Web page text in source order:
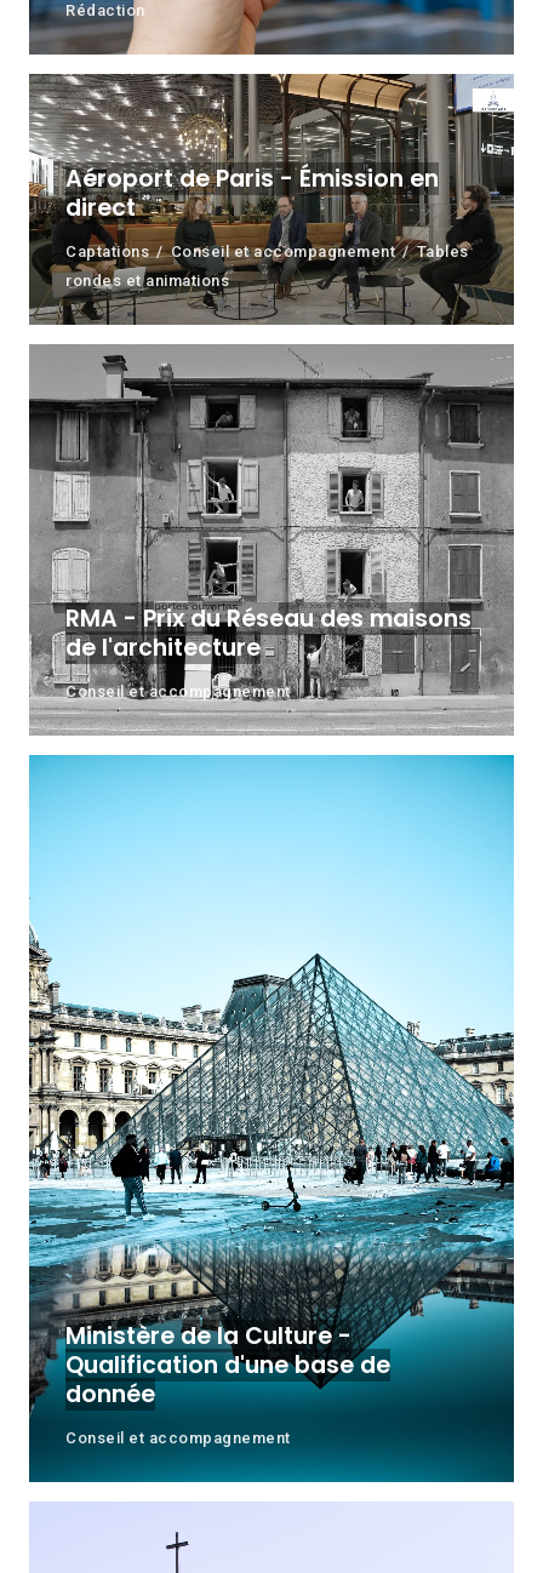
Rédaction
Aéroport de Paris - Émission en
direct
Captations Conseil et accompagnement
Tables
rondes et animations
RMA - Prix du Réseau des maisons
de l'architecture
Conseil et accompagnement
Ministère de la Culture -
Qualification d'une base de
donnée
Conseil et accompagnement